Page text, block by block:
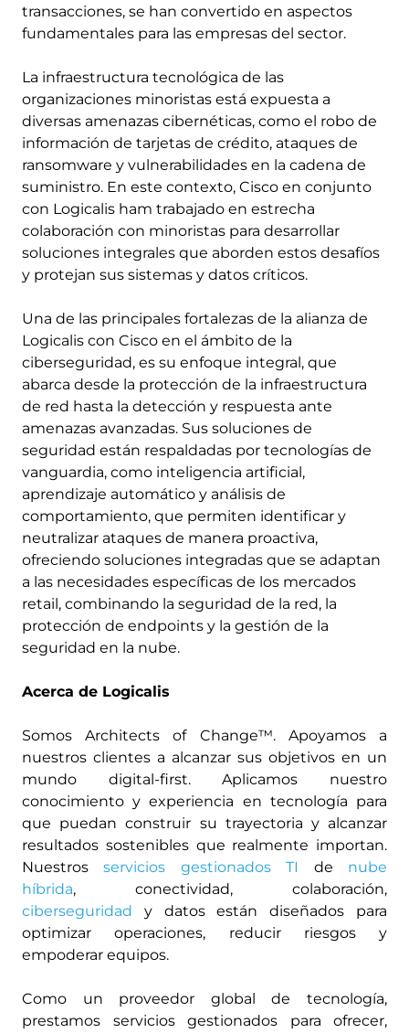
transacciones, se han convertido en aspectos
fundamentales para las empresas del sector.
La infraestructura tecnológica de las
organizaciones minoristas está expuesta a
diversas amenazas cibernéticas, como el robo de
información de tarjetas de crédito, ataques de
ransomware y vulnerabilidades en la cadena de
suministro. En este contexto, Cisco en conjunto
con Logicalis ham trabajado en estrecha
colaboración con minoristas para desarrollar
soluciones integrales que aborden estos desafíos
y protejan sus sistemas y datos críticos.
Una de las principales fortalezas de la alianza de
Logicalis con Cisco en el ámbito de la
ciberseguridad, es su enfoque integral, que
abarca desde la protección de la infraestructura
de red hasta la detección y respuesta ante
amenazas avanzadas. Sus soluciones de
seguridad están respaldadas por tecnologías de
vanguardia, como inteligencia artificial,
aprendizaje automático y análisis de
comportamiento, que permiten identificar y
neutralizar ataques de manera proactiva,
ofreciendo soluciones integradas que se adaptan
a las necesidades específicas de los mercados
retail, combinando la seguridad de la red, la
protección de endpoints y la gestión de la
seguridad en la nube.
Acerca de Logicalis
Somos Architects of Change™. Apoyamos a
nuestros clientes a alcanzar sus objetivos en un
mundo digital-first. Aplicamos nuestro
conocimiento y experiencia en tecnología para
que puedan construir su trayectoria y alcanzar
resultados sostenibles que realmente importan.
Nuestrosservicios gestionados TI de nube
híbrida, conectividad, colaboración,
ciberseguridad
y datos están diseñados para
optimizar operaciones, reducir riesgos y
empoderar equipos.
Como un proveedor global de tecnología,
prestamos servicios gestionados para ofrecer,